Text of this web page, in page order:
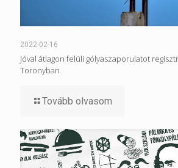
2022-02-16
Jóval átlagon felüli gólyaszaporulatot
Toronyban
Tovább olvasom